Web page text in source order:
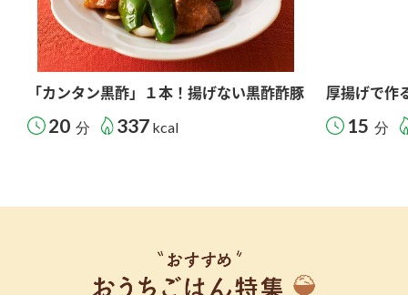
「カンタン黒酢」１本！揚げない黒酢酢豚
20 分 337 kcal
厚揚げで作
15 分